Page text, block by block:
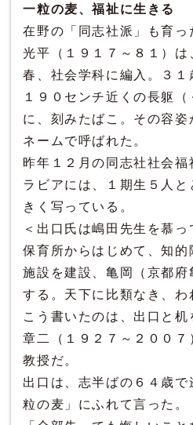
一粒の麦、福祉に生きる
在野の「同志社派」も育っ
光平（１９１７～８１）
春、社会学科に編入。３１
１９０センチ近くの長躯
に、刻みたばこ。その容姿
ネームで呼ばれた。
昨年１２月の同志社社会
ラビアには、１期生５人
きく写っている。
＜出口氏は嶋田先生を慕っ
保育所からはじめて、知的
施設を建設、亀岡（京都府
する。天下に比類なき、わ
こう書いたのは、出口と
章二（１９２７～２００７
教授だ。
出口は、志半ばの６４歳
粒の麦」にふれて言った。